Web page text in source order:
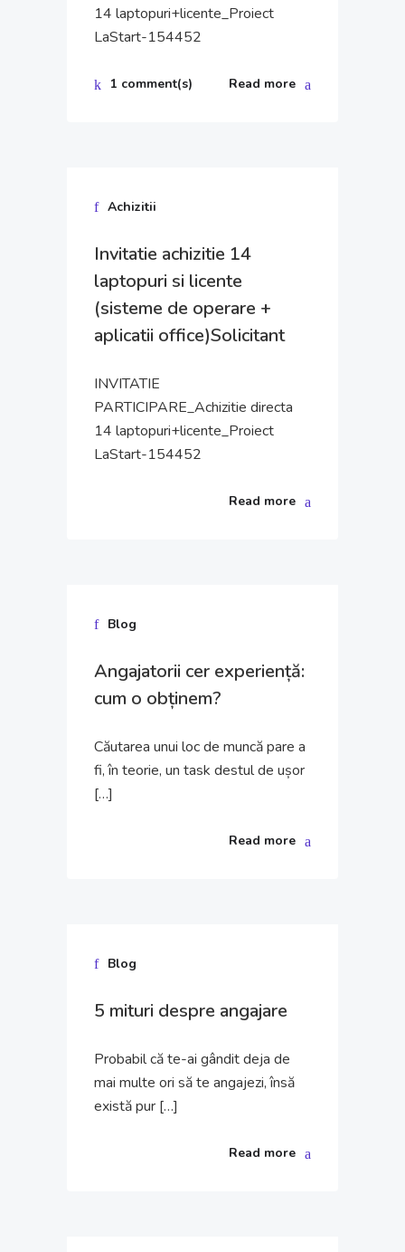
14 laptopuri+licente_Proiect
LaStart-154452
1 comment(s) Read more
Achizitii
Invitatie achizitie 14
laptopuri si licente
(sisteme de operare +
aplicatii office)Solicitant
INVITATIE
PARTICIPARE_Achizitie directa
14 laptopuri+licente_Proiect
LaStart-154452
Read more
Blog
Angajatorii cer experiență:
cum o obținem?
Căutarea unui loc de muncă pare a
fi, în teorie, un task destul de ușor
[…]
Read more
Blog
5 mituri despre angajare
Probabil că te-ai gândit deja de
mai multe ori să te angajezi, însă
există pur […]
Read more